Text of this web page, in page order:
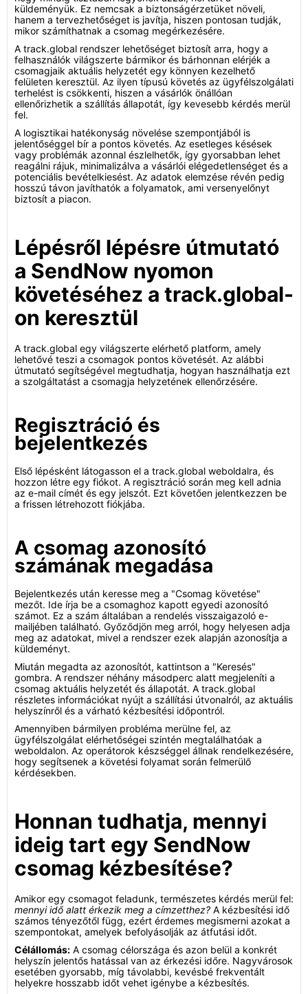
küldeményük. Ez nemcsak a biztonságérzetüket növeli,
hanem a tervezhetőséget is javítja, hiszen pontosan tudják,
mikor számíthatnak a csomag megérkezésére.
A track.global rendszer lehetőséget biztosít arra, hogy a
felhasználók világszerte bármikor és bárhonnan elérjék a
csomagjaik aktuális helyzetét egy könnyen kezelhető
felületen keresztül. Az ilyen típusú követés az ügyfélszolgálati
terhelést is csökkenti, hiszen a vásárlók önállóan
ellenőrizhetik a szállítás állapotát, így kevesebb kérdés merül
fel.
A logisztikai hatékonyság növelése szempontjából is
jelentőséggel bír a pontos követés. Az esetleges késések
vagy problémák azonnal észlelhetők, így gyorsabban lehet
reagálni rájuk, minimalizálva a vásárlói elégedetlenséget és a
potenciális bevételkiesést. Az adatok elemzése révén pedig
hosszú távon javíthatók a folyamatok, ami versenyelőnyt
biztosít a piacon.
Lépésről lépésre útmutató
a SendNow nyomon
követéséhez a track.global-
on keresztül
A track.global egy világszerte elérhető platform, amely
lehetővé teszi a csomagok pontos követését. Az alábbi
útmutató segítségével megtudhatja, hogyan használhatja ezt
a szolgáltatást a csomagja helyzetének ellenőrzésére.
Regisztráció és
bejelentkezés
Első lépésként látogasson el a track.global weboldalra, és
hozzon létre egy fiókot. A regisztráció során meg kell adnia
az e-mail címét és egy jelszót. Ezt követően jelentkezzen be
a frissen létrehozott fiókjába.
A csomag azonosító
számának megadása
Bejelentkezés után keresse meg a "Csomag követése"
mezőt. Ide írja be a csomaghoz kapott egyedi azonosító
számot. Ez a szám általában a rendelés visszaigazoló e-
mailjében található. Győződjön meg arról, hogy helyesen adja
meg az adatokat, mivel a rendszer ezek alapján azonosítja a
küldeményt.
Miután megadta az azonosítót, kattintson a "Keresés"
gombra. A rendszer néhány másodperc alatt megjeleníti a
csomag aktuális helyzetét és állapotát. A track.global
részletes információkat nyújt a szállítási útvonalról, az aktuális
helyszínről és a várható kézbesítési időpontról.
Amennyiben bármilyen probléma merülne fel, az
ügyfélszolgálat elérhetőségei szintén megtalálhatóak a
weboldalon. Az operátorok készséggel állnak rendelkezésére,
hogy segítsenek a követési folyamat során felmerülő
kérdésekben.
Honnan tudhatja, mennyi
ideig tart egy SendNow
csomag kézbesítése?
Amikor egy csomagot feladunk, természetes kérdés merül fel:
mennyi idő alatt érkezik meg a címzetthez? A kézbesítési idő
számos tényezőtől függ, ezért érdemes megismerni azokat a
szempontokat, amelyek befolyásolják az átfutási időt.
Célállomás: A csomag célországa és azon belül a konkrét
helyszín jelentős hatással van az érkezési időre. Nagyvárosok
esetében gyorsabb, míg távolabbi, kevésbé frekventált
helyekre hosszabb időt vehet igénybe a kézbesítés.